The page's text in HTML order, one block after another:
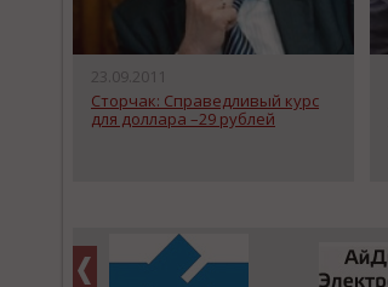
23.09.2011
Сторчак: Справедливый курс
для доллара –29 рублей